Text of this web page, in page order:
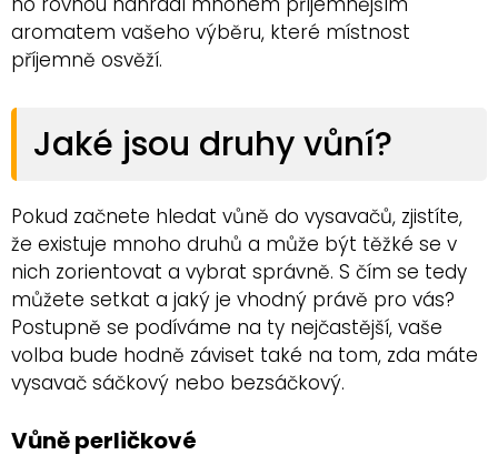
aromatem vašeho výběru, které místnost
příjemně osvěží.
Jaké jsou druhy vůní?
Pokud začnete hledat vůně do vysavačů, zjistíte,
že existuje mnoho druhů a může být těžké se v
nich zorientovat a vybrat správně. S čím se tedy
můžete setkat a jaký je vhodný právě pro vás?
Postupně se podíváme na ty nejčastější, vaše
volba bude hodně záviset také na tom, zda máte
vysavač sáčkový nebo bezsáčkový.
Vůně perličkové